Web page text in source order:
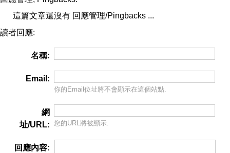
這篇文章還沒有 回應管理/Pingbacks ...
讀者回應:
名稱:
Email:
你的Email位址將不會顯示在這個站點.
網
址/URL: 您的URL將被顯示.
回應內容: